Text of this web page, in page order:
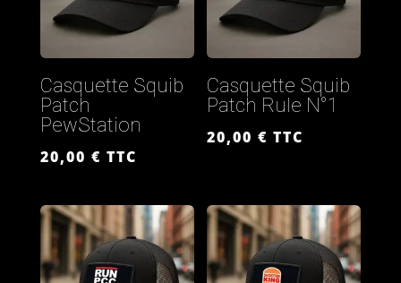
Casquette Squib
Patch
PewStation
20,00 € TTC
Casquette Squib
Patch Rule N°1
20,00€ TTC